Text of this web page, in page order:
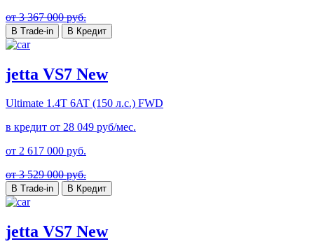
от 3 367 000 руб.
В Trade-in В Кредит
jetta VS7 New
Ultimate 1.4T 6AT (150 л.с.) FWD
в кредит от 28 049 руб/мес.
от 2 617 000 руб.
от 3 529 000 руб.
В Trade-in В Кредит
jetta VS7 New